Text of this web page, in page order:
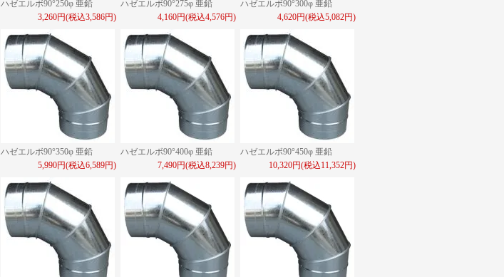
ハゼエルボ90°250φ 亜鉛
3,260円(税込3,586円)
ハゼエルボ90°275φ 亜鉛
4,160円(税込4,576円)
ハゼエルボ90°300φ 亜鉛
4,620円(税込5,082円)
ハゼエルボ90°350φ 亜鉛
5,990円(税込6,589円)
ハゼエルボ90°400φ 亜鉛
7,490円(税込8,239円)
ハゼエルボ90°450φ 亜鉛
10,320円(税込11,352円)